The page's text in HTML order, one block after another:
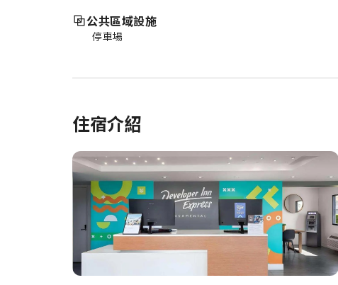
公共區域設施
停車場
住宿介紹